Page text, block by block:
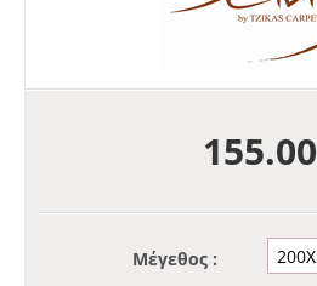
155.00
Μέγεθος :